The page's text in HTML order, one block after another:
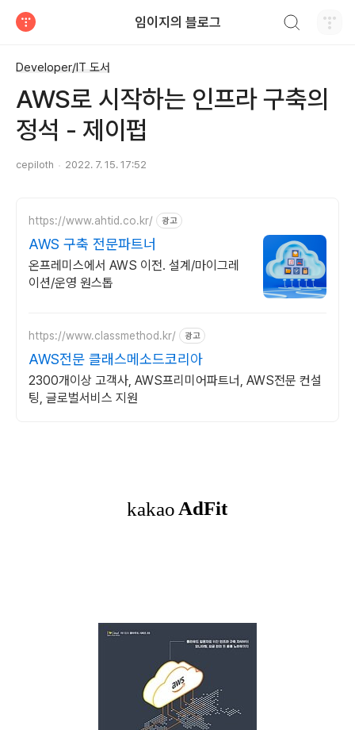
임이지의 블로그
Developer/IT 도서
AWS로 시작하는 인프라 구축의
정석 - 제이펍
cepiloth 2022. 7. 15. 17:52
https://www.ahtid.co.kr/ 광고
AWS 구축 전문파트너
온프레미스에서 AWS 이전. 설계/마이그레
이션/운영 원스톱
https://www.classmethod.kr/ 광고
AWS전문 클래스메소드코리아
2300개이상 고객사, AWS프리미어파트너, AWS전문 컨설
팅, 글로벌서비스 지원